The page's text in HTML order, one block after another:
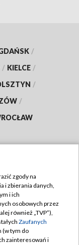
/
/ KIELCE /
/
/
zgody na
i zbierania danych,
i ich
osobowych przez
również „TVP”),
Zaufanych
(w tym do
zainteresowań i